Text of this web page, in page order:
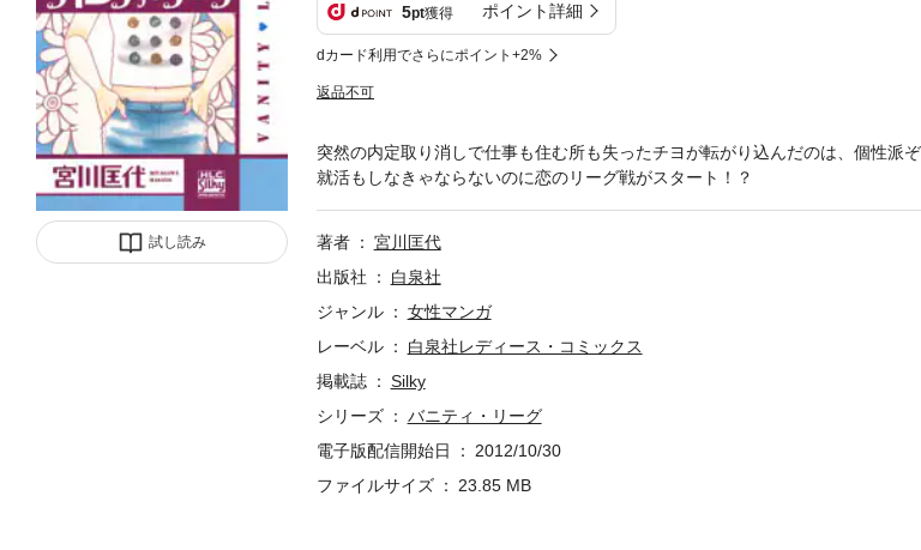
試し読み
5pt獲得 ポイント詳細
dカード利用でさらにポイント+2%
返品不可
突然の内定取り消しで仕事も住む所も失ったチヨが転がり込んだのは、個性派
就活もしなきゃならないのに恋のリーグ戦がスタート！？
著者
宮川匡代
出版社
白泉社
ジャンル
女性マンガ
レーベル
白泉社レディース・コミックス
掲載誌
Silky
シリーズ
バニティ・リーグ
電子版配信開始日
2012/10/30
ファイルサイズ
23.85 MB